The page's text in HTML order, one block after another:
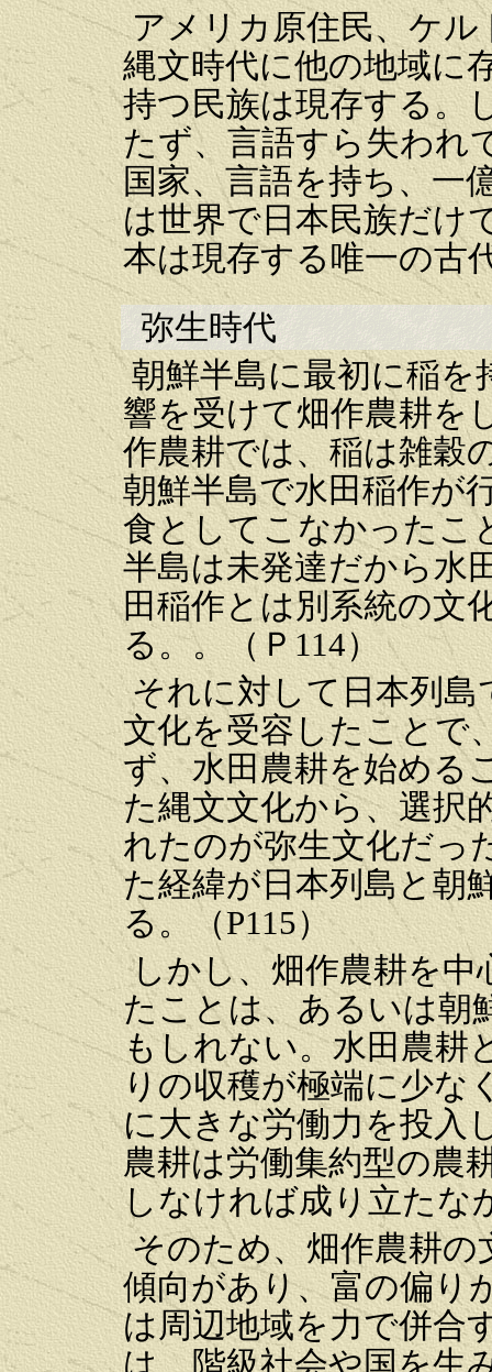
アメリカ原住民、ケ
縄文時代に他の地域に
持つ民族は現存する。
たず、言語すら失われ
国家、言語を持ち、一
は世界で日本民族だけ
本は現存する唯一の古
弥生時代
朝鮮半島に最初に稲
響を受けて畑作農耕を
作農耕では、稲は雑穀
朝鮮半島で水田稲作が
食としてこなかったこ
半島は未発達だから水
田稲作とは別系統の文
る。。（Ｐ114）
それに対して日本列島
文化を受容したことで
ず、水田農耕を始める
た縄文文化から、選択
れたのが弥生文化だっ
た経緯が日本列島と朝
る。（P115）
しかし、畑作農耕を中
たことは、あるいは朝
もしれない。水田農耕
りの収穫が極端に少な
に大きな労働力を投入
農耕は労働集約型の農
しなければ成り立たな
そのため、畑作農耕の
傾向があり、富の偏り
は周辺地域を力で併合
は、階級社会や国を生